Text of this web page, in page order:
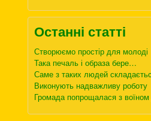
Останні статті
Створюємо простір для молоді
Така печаль і образа бере…
Саме з таких людей
Виконують надважливу роботу
Громада попрощалася з